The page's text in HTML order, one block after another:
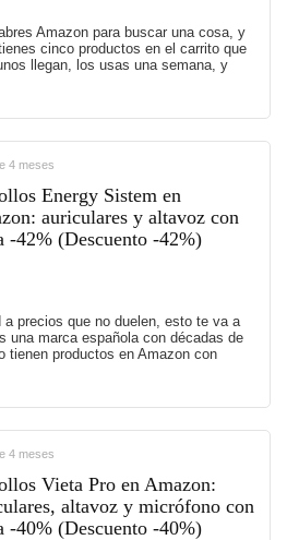
Amazon para buscar una cosa, y
cinco productos en el carrito que
llegan, los usas una semana, y
4 meses
Energy Sistem en
auriculares y altavoz con
-42% (Descuento -42%)
precios que no duelen, esto te va a
una marca española con décadas de
tienen productos en Amazon con
4 meses
Vieta Pro en Amazon:
altavoz y micrófono con
-40% (Descuento -40%)